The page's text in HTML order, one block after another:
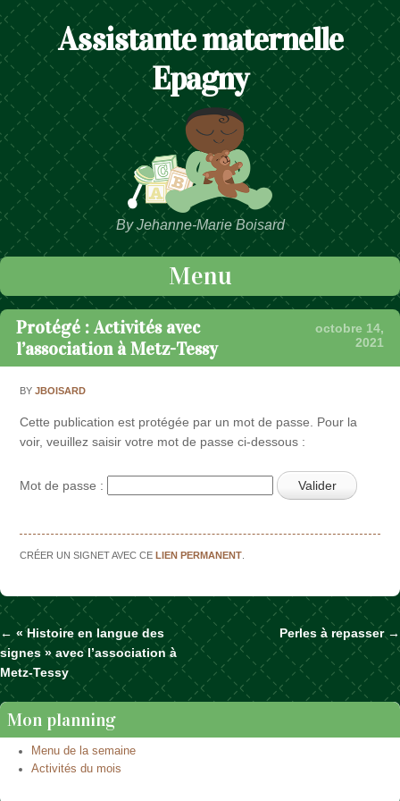
Assistante maternelle
Epagny
By Jehanne-Marie Boisard
Menu
Passer au contenu
Protégé : Activités avec
l’association à Metz-Tessy
octobre 14,
2021
BYJBOISARD
Cette publication est protégée par un mot de passe. Pour la
voir, veuillez saisir votre mot de passe ci-dessous :
Mot de passe :
CRÉER UN SIGNET AVEC CELIEN PERMANENT
Naviguer dans les articles
← « Histoire en langue des
signes » avec l’association à
Metz-Tessy
Perles à repasser →
Mon planning
Menu de la semaine
Activités du mois